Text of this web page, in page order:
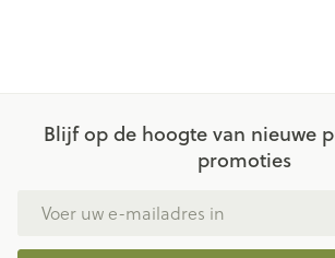
Blijf op de hoogte van nieuwe
promoties